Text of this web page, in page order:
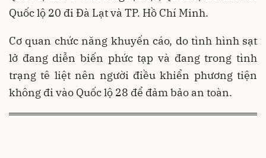
Quốc lộ 20 đi Đà Lạt và TP. Hồ Chí Minh.
Cơ quan chức năng khuyến cáo, do tình hình sạt
lở đang diễn biến phức tạp và đang trong tình
trạng tê liệt nên người điều khiển phương tiện
không đi vào Quốc lộ 28 để đảm bảo an toàn.